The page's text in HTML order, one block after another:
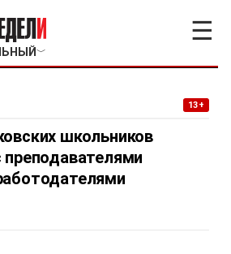
﹀
☰
13+
школьников
преподавателями